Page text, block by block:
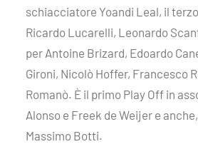
schiacciatore Yoandi Leal, il
Ricardo Lucarelli, Leonardo
per Antoine Brizard, Edoardo
Gironi, Nicolò Hoffer, Francesco
Romanò. È il primo Play Off in
Alonso e Freek de Weijer e
Massimo Botti.